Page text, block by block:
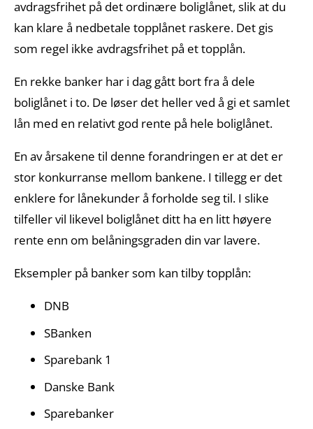
avdragsfrihet på det ordinære boliglånet, slik at du
kan klare å nedbetale topplånet raskere. Det gis
som regel ikke avdragsfrihet på et topplån.
En rekke banker har i dag gått bort fra å dele
boliglånet i to. De løser det heller ved å gi et samlet
lån med en relativt god rente på hele boliglånet.
En av årsakene til denne forandringen er at det er
stor konkurranse mellom bankene. I tillegg er det
enklere for lånekunder å forholde seg til. I slike
tilfeller vil likevel boliglånet ditt ha en litt høyere
rente enn om belåningsgraden din var lavere.
Eksempler på banker som kan tilby topplån:
DNB
SBanken
Sparebank 1
Danske Bank
Sparebanker